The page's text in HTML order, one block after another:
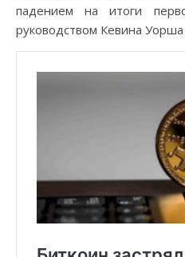
падением на итоги
руководством Кевина Уорша